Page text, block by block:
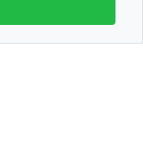
reservados